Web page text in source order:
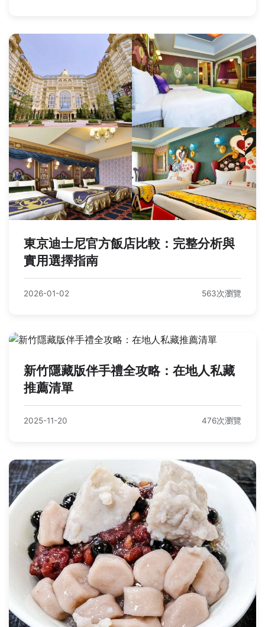
東京迪士尼官方飯店比較：完整分析與
實用選擇指南
2026-01-02 563次瀏覽
新竹隱藏版伴手禮全攻略：在地人私藏
推薦清單
2025-11-20 476次瀏覽